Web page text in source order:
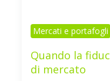
Mercati e portafogli
Quando la
di mercato